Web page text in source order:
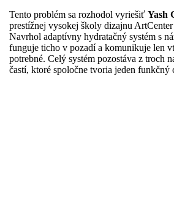
Tento problém sa rozhodol vyriešiť Yash
prestížnej vysokej školy dizajnu
Navrhol adaptívny hydratačný systém s
funguje ticho v pozadí a komunikuje len
potrebné. Celý systém pozostáva z troch
častí, ktoré spoločne tvoria jeden funkčný